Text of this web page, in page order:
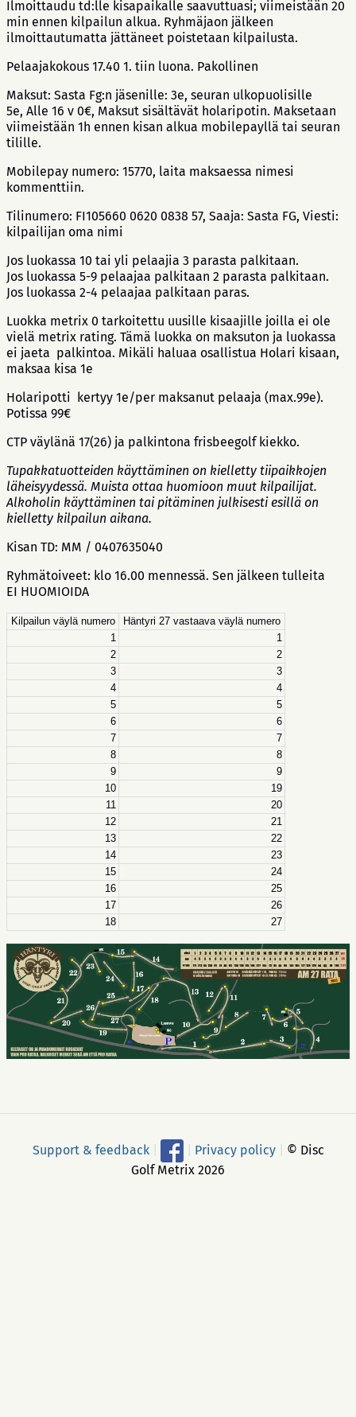
Ilmoittaudu td:lle kisapaikalle saavuttuasi; viimeistään 20
min ennen kilpailun alkua. Ryhmäjaon jälkeen
ilmoittautumatta jättäneet poistetaan kilpailusta.
Pelaajakokous 17.40 1. tiin luona. Pakollinen
Maksut: Sasta Fg:n jäsenille: 3e, seuran ulkopuolisille
5e, Alle 16 v 0€, Maksut sisältävät holaripotin. Maksetaan
viimeistään 1h ennen kisan alkua mobilepayllä tai seuran
tilille.
Mobilepay numero: 15770, laita maksaessa nimesi
kommenttiin.
Tilinumero: FI105660 0620 0838 57, Saaja: Sasta FG, Viesti:
kilpailijan oma nimi
Jos luokassa 10 tai yli pelaajia 3 parasta palkitaan.
Jos luokassa 5-9 pelaajaa palkitaan 2 parasta palkitaan.
Jos luokassa 2-4 pelaajaa palkitaan paras.
Luokka metrix 0 tarkoitettu uusille kisaajille joilla ei ole
vielä metrix rating. Tämä luokka on maksuton ja luokassa
ei jaeta palkintoa. Mikäli haluaa osallistua Holari kisaan,
maksaa kisa 1e
Holaripotti kertyy 1e/per maksanut pelaaja (max.99e).
Potissa 99€
CTP väylänä 17(26) ja palkintona frisbeegolf kiekko.
Tupakkatuotteiden käyttäminen on kielletty tiipaikkojen
läheisyydessä. Muista ottaa huomioon muut kilpailijat.
Alkoholin käyttäminen tai pitäminen julkisesti esillä on
kielletty kilpailun aikana.
Kisan TD: MM / 0407635040
Ryhmätoiveet: klo 16.00 mennessä. Sen jälkeen tulleita
EI HUOMIOIDA
Kilpailun väylä numero
Häntyri 27 vastaava väylä numero
1
1
2
2
3
3
4
4
5
5
6
6
7
7
8
8
9
9
10
19
11
20
12
21
13
22
14
23
15
24
16
25
17
26
18
27
Support & feedback Privacy policy
© Disc
Golf Metrix 2026